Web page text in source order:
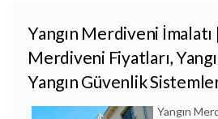
Yangın Merdiveni İmalatı
Merdiveni Fiyatları,
Yangın Güvenlik
Yangın